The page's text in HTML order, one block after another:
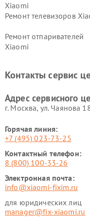
Xiaomi
Ремонт телевизоров
Ремонт отпаривателей
Xiaomi
Ремонт стиральных
Контакты сервис
Адрес сервисного
г. Москва, ул. Чаянова
Горячая линия:
+7 (495) 023-73-25
Контактный телефон:
8 (800) 100-33-26
Электронная почта:
info@xiaomi-fixim.ru
для юридических лиц
manager@fix-xiaomi.ru